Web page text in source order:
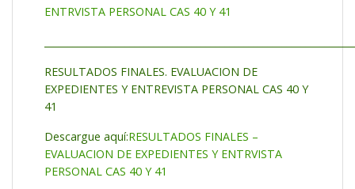
ENTRVISTA PERSONAL CAS 40 Y 41
RESULTADOS FINALES. EVALUACION DE
EXPEDIENTES Y ENTREVISTA PERSONAL CAS 40 Y
41
Descargue aquí:RESULTADOS FINALES –
EVALUACION DE EXPEDIENTES Y ENTRVISTA
PERSONAL CAS 40 Y 41